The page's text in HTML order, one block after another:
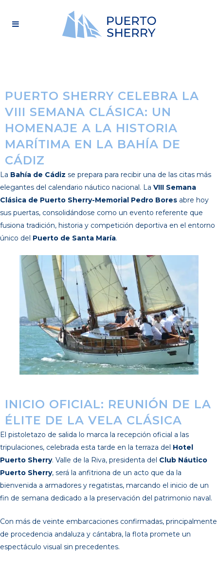
PUERTO SHERRY CELEBRA LA
VIII SEMANA CLÁSICA: UN
HOMENAJE A LA HISTORIA
MARÍTIMA EN LA BAHÍA DE
CÁDIZ
La Bahía de Cádiz se prepara para recibir una de las citas más
elegantes del calendario náutico nacional. La VIII Semana
Clásica de Puerto Sherry-Memorial Pedro Bores abre hoy
sus puertas, consolidándose como un evento referente que
fusiona tradición, historia y competición deportiva en el entorno
único del Puerto de Santa María.
INICIO OFICIAL: REUNIÓN DE LA
ÉLITE DE LA VELA CLÁSICA
El pistoletazo de salida lo marca la recepción oficial a las
tripulaciones, celebrada esta tarde en la terraza del Hotel
Puerto Sherry. Valle de la Riva, presidenta del Club Náutico
Puerto Sherry, será la anfitriona de un acto que da la
bienvenida a armadores y regatistas, marcando el inicio de un
fin de semana dedicado a la preservación del patrimonio naval.
Con más de veinte embarcaciones confirmadas, principalmente
de procedencia andaluza y cántabra, la flota promete un
espectáculo visual sin precedentes.